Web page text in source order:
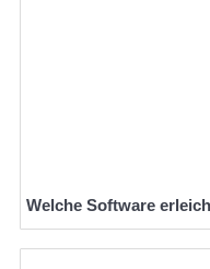
Welche Software